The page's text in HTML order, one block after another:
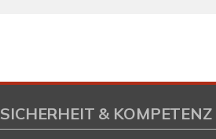
SICHERHEIT & KOMPETENZ